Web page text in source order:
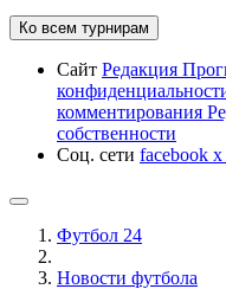
Ко всем турнирам
Сайт Редакция
комментирования
собственности
Соц. сети facebook x
Футбол 24
Новости футбола